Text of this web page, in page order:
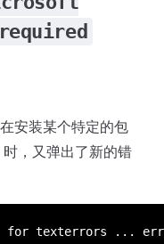
安装某个特定的包
时，又弹出了新的错
for texterrors ...